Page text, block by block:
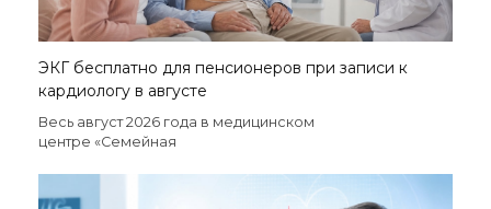
ЭКГ бесплатно для пенсионеров при записи к
кардиологу в августе
Весь август 2026 года в медицинском
центре «Семейная